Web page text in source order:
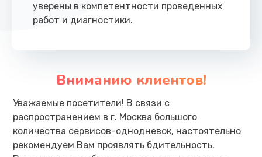
уверены в компетентности проведенных
работ и диагностики.
Вниманию клиентов!
Уважаемые посетители! В связи с
распространением в г. Москва большого
количества сервисов-однодневок, настоятельно
рекомендуем Вам проявлять бдительность.